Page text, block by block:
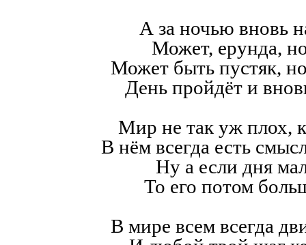
А за ночью вновь
Может, ерунда,
Может быть пустяк,
День пройдёт и
Мир не так уж плох,
В нём всегда есть
Ну а если дня
То его потом
В мире всем всегда